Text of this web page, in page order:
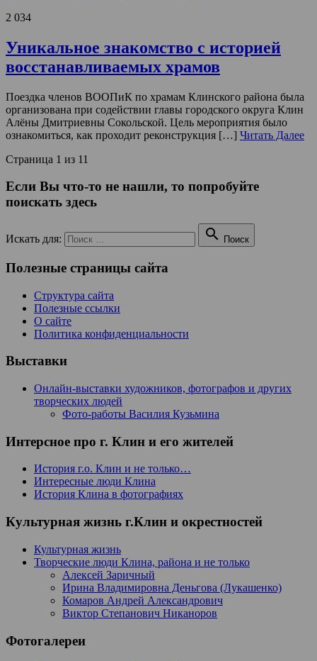
2 034
Уникальное знакомство с историей
восстанавливаемых храмов
Поездка членов ВООПиК по храмам Клинского района была
организована при содействии главы городского округа Клин
Алёны Дмитриевны Сокольской. Цель мероприятия было
ознакомиться, как проходит реконструкция […] Читать Далее
Страница 1 из 11
Если Вы что-то не нашли, то попробуйте
поискать здесь
Искать для:  Поиск
Полезные страницы сайта
Структура сайта
Полезные ссылки
О сайте
Политика конфиденциальности
Выставки
Онлайн-выставки художников, фотографов и других
творческих людей
Фото-работы Василия Кузьмина
Интерсное про г. Клин и его жителей
История г.о. Клин и не только…
Интересные люди Клина
История Клина в фотографиях
Культурная жизнь г.Клин и окрестностей
Культурная жизнь
Творческие люди Клина, района и не только
Алексей Заричный
Ирина Владимировна Деньгова (Лукашенко)
Комаров Андрей Александрович
Виктор Степанович Никаноров
Фотогалереи